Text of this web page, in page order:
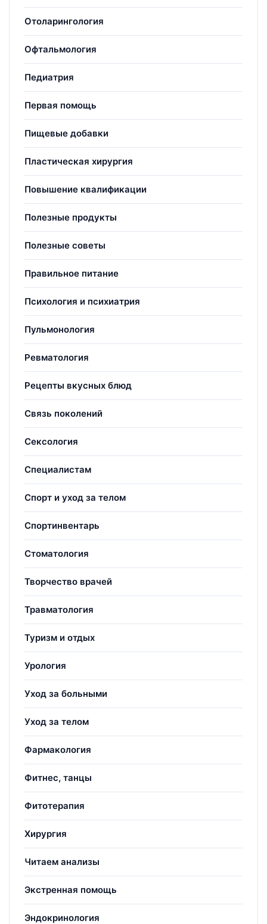
Отоларингология
Офтальмология
Педиатрия
Первая помощь
Пищевые добавки
Пластическая хирургия
Повышение квалификации
Полезные продукты
Полезные советы
Правильное питание
Психология и психиатрия
Пульмонология
Ревматология
Рецепты вкусных блюд
Связь поколений
Сексология
Специалистам
Спорт и уход за телом
Спортинвентарь
Стоматология
Творчество врачей
Травматология
Туризм и отдых
Урология
Уход за больными
Уход за телом
Фармакология
Фитнес, танцы
Фитотерапия
Хирургия
Читаем анализы
Экстренная помощь
Эндокринология